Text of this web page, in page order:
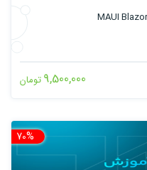
9,500,000تومان
70%